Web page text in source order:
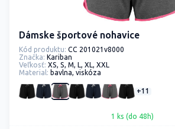
Dámske športové nohavice
Kód produktu: CC 201021v8000
Značka: Kariban
Veľkosť: XS, S, M, L, XL, XXL
Material: bavlna, viskóza
+11
1 ks (do 48h)